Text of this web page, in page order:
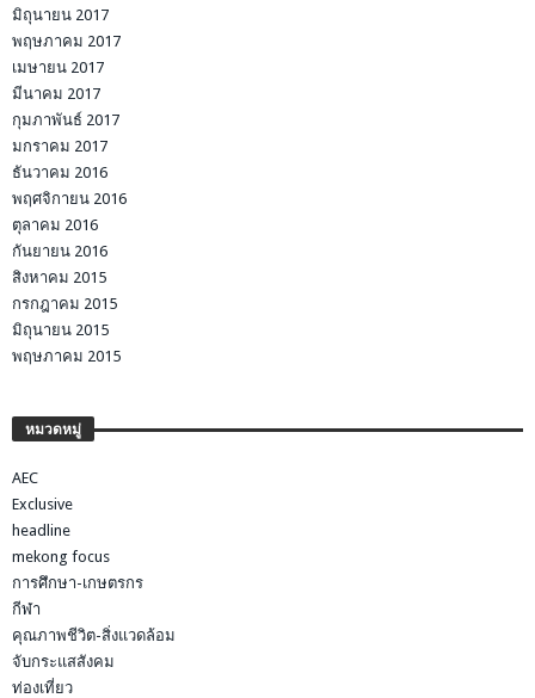
มิถุนายน 2017
พฤษภาคม 2017
เมษายน 2017
มีนาคม 2017
กุมภาพันธ์ 2017
มกราคม 2017
ธันวาคม 2016
พฤศจิกายน 2016
ตุลาคม 2016
กันยายน 2016
สิงหาคม 2015
กรกฎาคม 2015
มิถุนายน 2015
พฤษภาคม 2015
หมวดหมู่
AEC
Exclusive
headline
mekong focus
การศึกษา-เกษตรกร
กีฬา
คุณภาพชีวิต-สิ่งแวดล้อม
จับกระแสสังคม
ท่องเที่ยว